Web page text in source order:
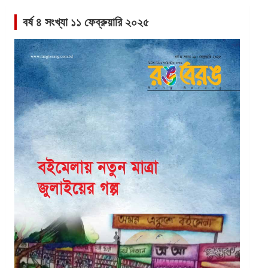
বর্ষ ৪ সংখ্যা ১১ ফেব্রুয়ারি ২০২৫